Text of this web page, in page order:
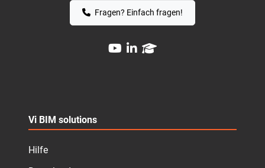
Fragen? Einfach fragen!
Vi BIM solutions
Hilfe